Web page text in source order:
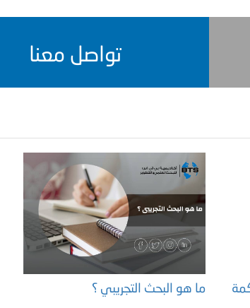
تواصل معنا
ما هو البحث التجريبي ؟